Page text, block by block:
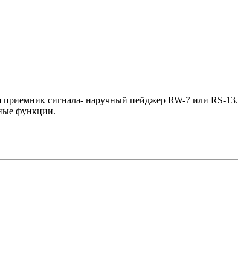
приемник сигнала- наручный пейджер RW-7 или RS-13.
функции.